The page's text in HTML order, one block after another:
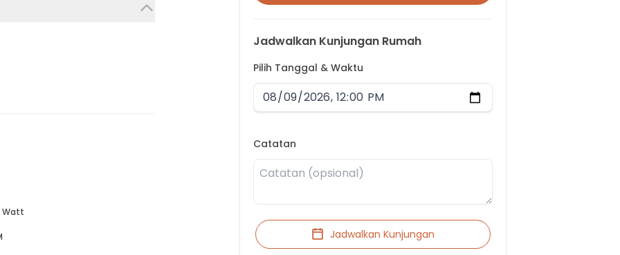
Watt
Jadwalkan Kunjungan Rumah
Pilih Tanggal & Waktu
Catatan
Jadwalkan Kunjungan